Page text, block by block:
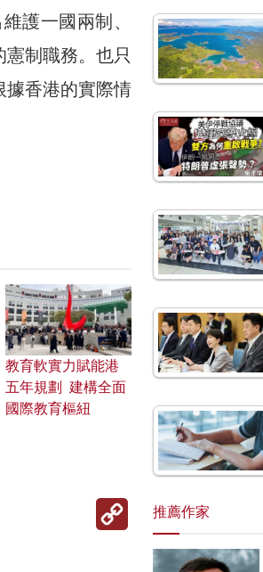
護一國兩制、
制職務。也只
據香港的實際情
教育軟實力賦能港
五年規劃 建構全面
國際教育樞紐
Copy
Link推薦作家